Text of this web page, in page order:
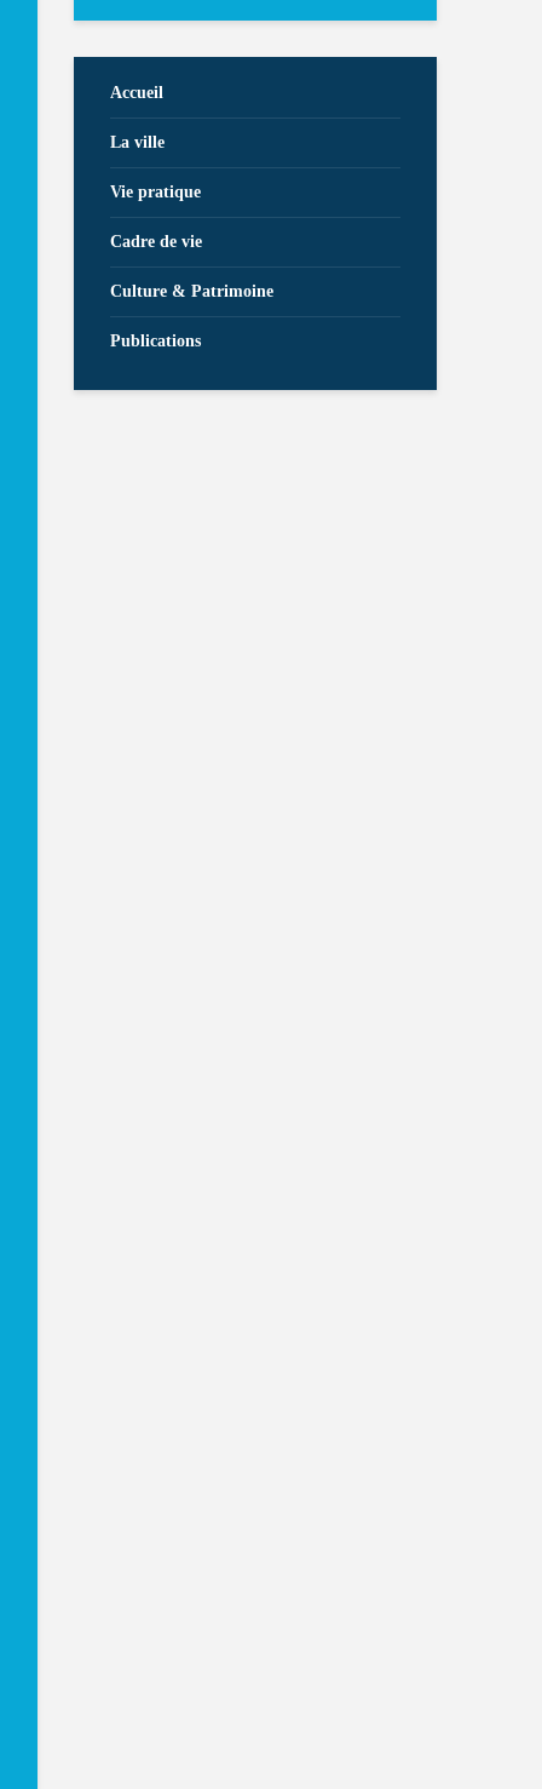
Accueil
La ville
Vie pratique
Cadre de vie
Culture & Patrimoine
Publications